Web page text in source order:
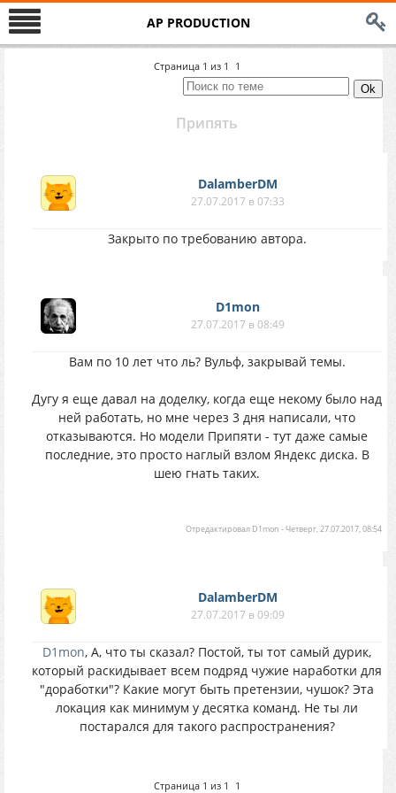
AP PRODUCTION
Страница 1 из 1 1
Припять
DalamberDM
27.07.2017 в 07:33
Закрыто по требованию автора.
D1mon
27.07.2017 в 08:49
Вам по 10 лет что ль? Вульф, закрывай темы.
Дугу я еще давал на доделку, когда еще некому было над
ней работать, но мне через 3 дня написали, что
отказываются. Но модели Припяти - тут даже самые
последние, это просто наглый взлом Яндекс диска. В
шею гнать таких.
Отредактировал D1mon -Четверг, 27.07.2017, 08:54
DalamberDM
27.07.2017 в 09:09
D1mon, А, что ты сказал? Постой, ты тот самый дурик,
который раскидывает всем подряд чужие наработки для
"доработки"? Какие могут быть претензии, чушок? Эта
локация как минимум у десятка команд. Не ты ли
постарался для такого распространения?
Страница 1 из 1 1